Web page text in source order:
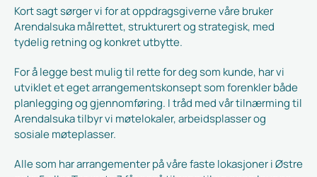
Kort sagt sørger vi for at oppdragsgiverne våre bruker
Arendalsuka målrettet, strukturert og strategisk, med
tydelig retning og konkret utbytte.
For å legge best mulig til rette for deg som kunde, har vi
utviklet et eget arrangementskonsept som forenkler både
planlegging og gjennomføring. I tråd med vår tilnærming til
Arendalsuka tilbyr vi møtelokaler, arbeidsplasser og
sosiale møteplasser.
Alle som har arrangementer på våre faste lokasjoner i Østre